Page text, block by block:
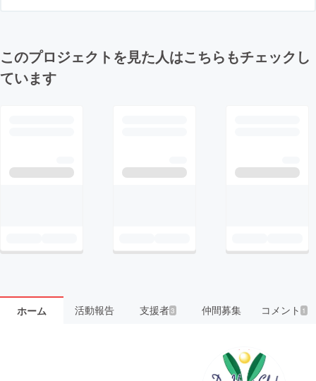
このプロジェクトを見た人はこちらもチェックし
ています
ホーム 活動報告 支援者3 仲間募集 コメント 1